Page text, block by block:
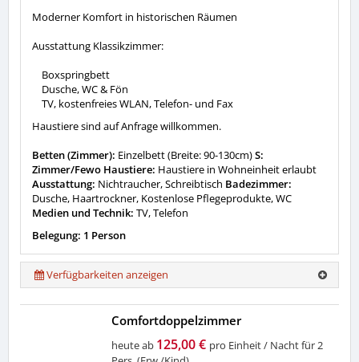
Moderner Komfort in historischen Räumen
Ausstattung Klassikzimmer:
Boxspringbett
Dusche, WC & Fön
TV, kostenfreies WLAN, Telefon- und Fax
Haustiere sind auf Anfrage willkommen.
Betten (Zimmer): Einzelbett (Breite: 90-130cm)S:
Zimmer/Fewo Haustiere: Haustiere in Wohneinheit erlaubt
Ausstattung: Nichtraucher, Schreibtisch Badezimmer:
Dusche, Haartrockner, Kostenlose Pflegeprodukte, WC
Medien und Technik: TV, Telefon
Belegung: 1 Person
Verfügbarkeiten anzeigen
Comfortdoppelzimmer
heute ab 125,00 € pro Einheit / Nacht für 2